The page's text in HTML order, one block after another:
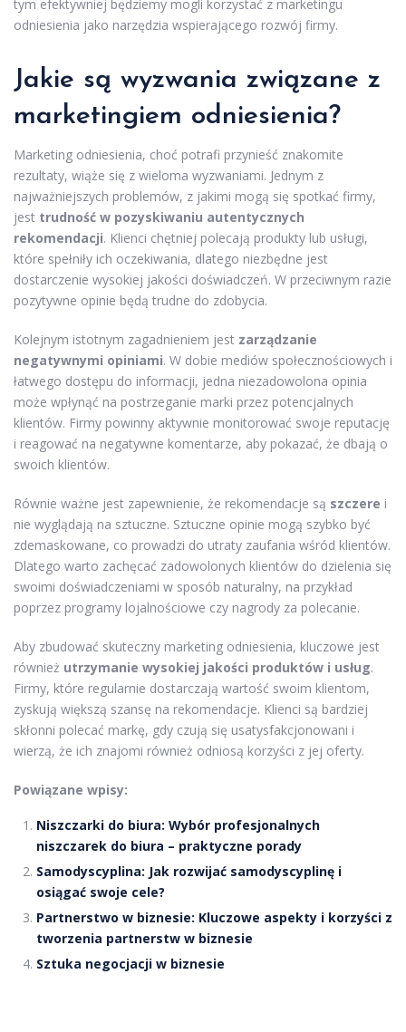
tym efektywniej będziemy mogli korzystać z marketingu
odniesienia jako narzędzia wspierającego rozwój firmy.
Jakie są wyzwania związane z
marketingiem odniesienia?
Marketing odniesienia, choć potrafi przynieść znakomite
rezultaty, wiąże się z wieloma wyzwaniami. Jednym z
najważniejszych problemów, z jakimi mogą się spotkać firmy,
jest trudność w pozyskiwaniu autentycznych
rekomendacji. Klienci chętniej polecają produkty lub usługi,
które spełniły ich oczekiwania, dlatego niezbędne jest
dostarczenie wysokiej jakości doświadczeń. W przeciwnym razie
pozytywne opinie będą trudne do zdobycia.
Kolejnym istotnym zagadnieniem jest zarządzanie
negatywnymi opiniami. W dobie mediów społecznościowych i
łatwego dostępu do informacji, jedna niezadowolona opinia
może wpłynąć na postrzeganie marki przez potencjalnych
klientów. Firmy powinny aktywnie monitorować swoje reputację
i reagować na negatywne komentarze, aby pokazać, że dbają o
swoich klientów.
Równie ważne jest zapewnienie, że rekomendacje są szczere i
nie wyglądają na sztuczne. Sztuczne opinie mogą szybko być
zdemaskowane, co prowadzi do utraty zaufania wśród klientów.
Dlatego warto zachęcać zadowolonych klientów do dzielenia się
swoimi doświadczeniami w sposób naturalny, na przykład
poprzez programy lojalnościowe czy nagrody za polecanie.
Aby zbudować skuteczny marketing odniesienia, kluczowe jest
również utrzymanie wysokiej jakości produktów i usług.
Firmy, które regularnie dostarczają wartość swoim klientom,
zyskują większą szansę na rekomendacje. Klienci są bardziej
skłonni polecać markę, gdy czują się usatysfakcjonowani i
wierzą, że ich znajomi również odniosą korzyści z jej oferty.
Powiązane wpisy:
Niszczarki do biura: Wybór profesjonalnych
niszczarek do biura – praktyczne porady
Samodyscyplina: Jak rozwijać samodyscyplinę i
osiągać swoje cele?
Partnerstwo w biznesie: Kluczowe aspekty i korzyści z
tworzenia partnerstw w biznesie
Sztuka negocjacji w biznesie